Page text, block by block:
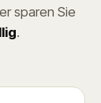
sparen Sie
.